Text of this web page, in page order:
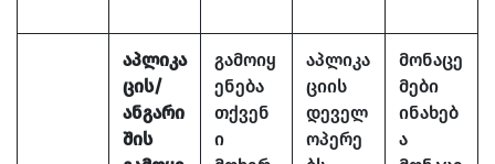
აპლიკა
ცის/
ანგარი
შის
გამოიყ
ენება
თქვენ
ი
აპლიკა
ციის
დეველ
ოპერე
მონაცე
მები
ინახებ
ა